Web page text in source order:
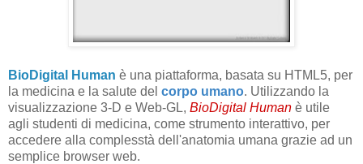
BioDigital Human è una piattaforma, basata su HTML5, per
la medicina e la salute del corpo umano. Utilizzando la
visualizzazione 3-D e Web-GL, BioDigital Human è utile
agli studenti di medicina, come strumento interattivo, per
accedere alla complesstà dell'anatomia umana grazie ad un
semplice browser web.